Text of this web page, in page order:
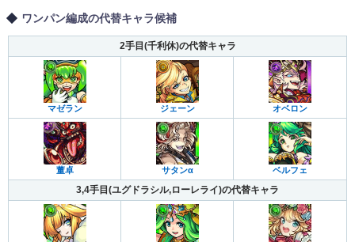
ワンパン編成の代替キャラ候補
2手目(千利休)の代替キャラ
マゼラン ジェーン オベロン
董卓 サタンα ベルフェ
3,4手目(ユグドラシル,ローレライ)の代替キャラ